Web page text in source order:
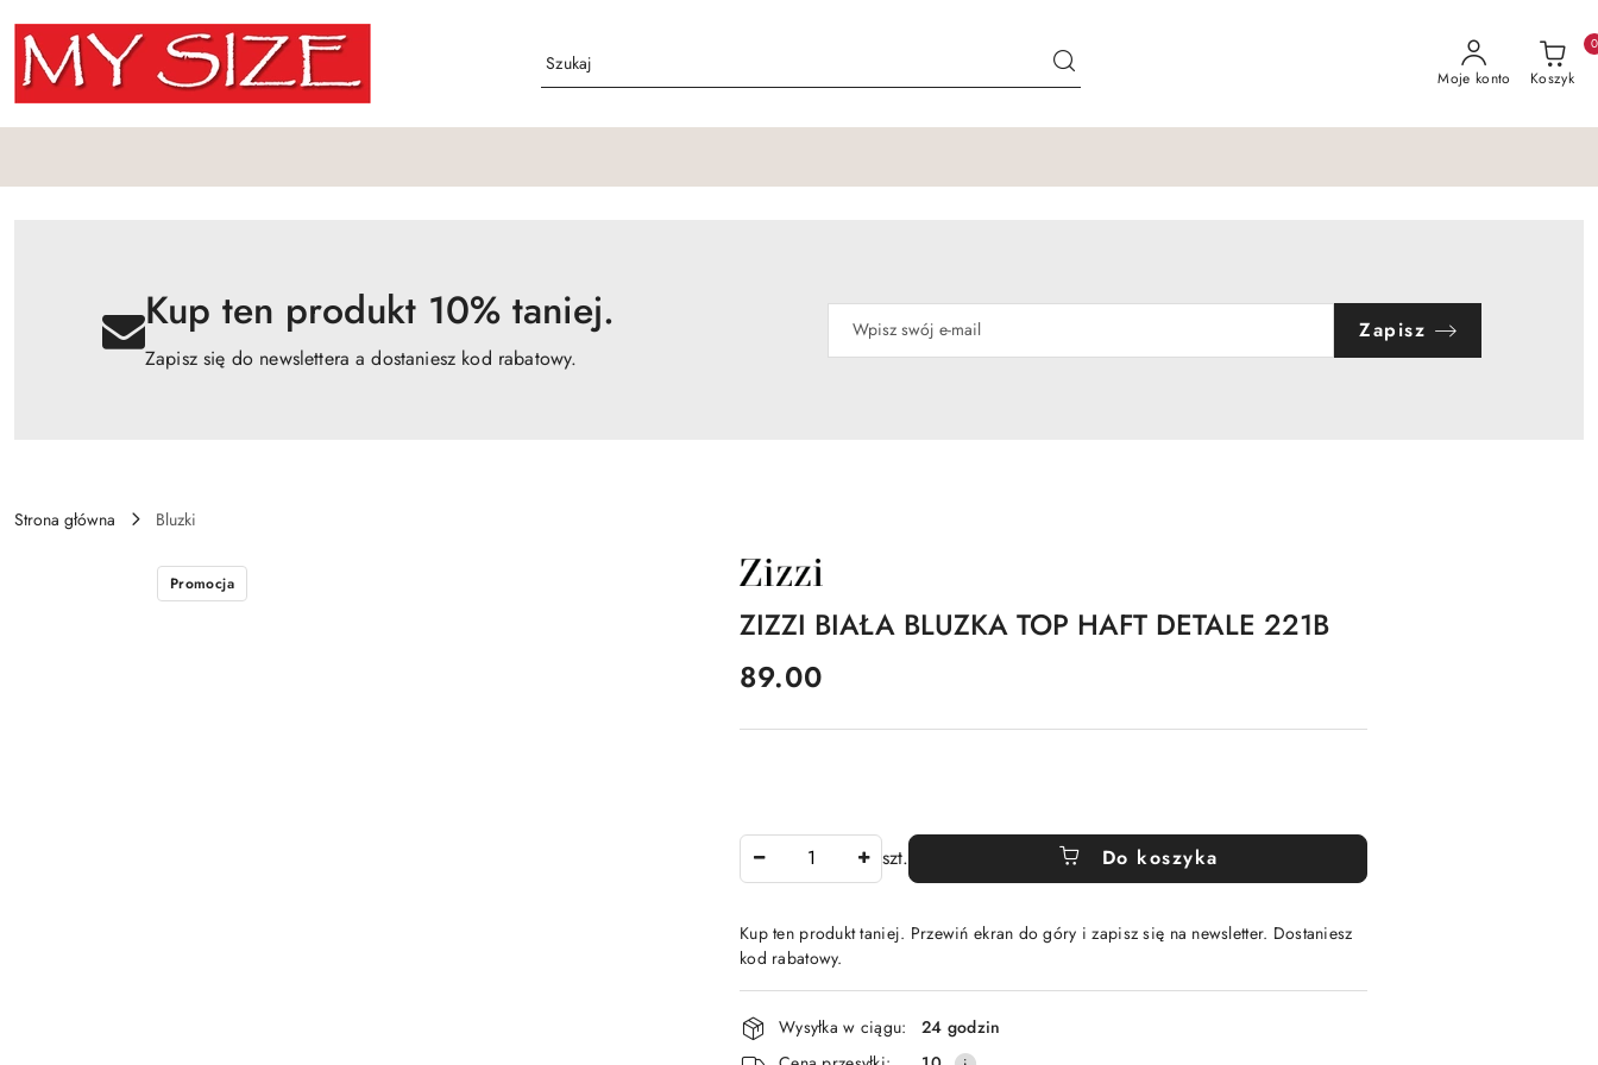
Przejdź do treści głównej
Przejdź do wyszukiwarki
Przejdź do moje konto
Przejdź do menu głównego
Przejdź do opisu produktu
Przejdź do stopki
Moje konto Koszyk
0
Kup ten produkt 10% taniej.
Zapisz się do newslettera a dostaniesz kod rabatowy.
Zapisz
Strona główna Bluzki
Promocja
NAZWA
PRODUCENTA:
ZIZZI BIAŁA BLUZKA TOP HAFT DETALE 221B
cena:
89.00
szt. Do koszyka
Kup ten produkt taniej. Przewiń ekran do góry i zapisz się na newsletter. Dostaniesz
kod rabatowy.
Dostępność
i
Wysyłka w ciągu:
24 godzin